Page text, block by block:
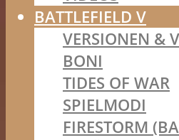
BATTLEFIELD V
VERSIONEN &
BONI
TIDES OF WAR
SPIELMODI
FIRESTORM